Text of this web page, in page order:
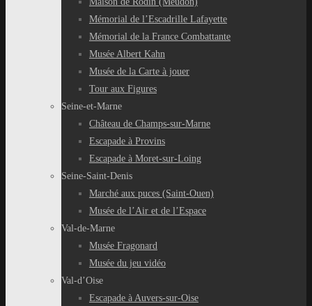
Mémorial de l’Escadrille Lafayette
Mémorial de la France Combattante
Musée Albert Kahn
Musée de la Carte à jouer
Tour aux Figures
Seine-et-Marne
Château de Champs-sur-Marne
Escapade à Provins
Escapade à Moret-sur-Loing
Seine-Saint-Denis
Marché aux puces (Saint-Ouen)
Musée de l’Air et de l’Espace
Val-de-Marne
Musée Fragonard
Musée du jeu vidéo
Val-d’Oise
Escapade à Auvers-sur-Oise